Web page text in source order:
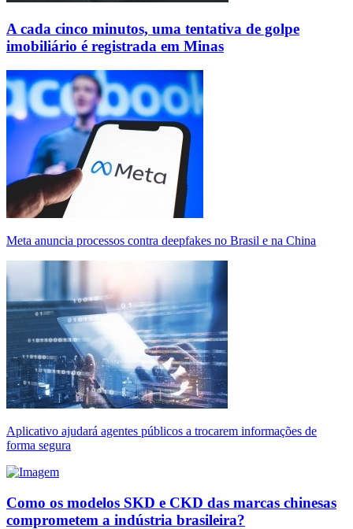
A cada cinco minutos, uma tentativa de golpe
imobiliário é registrada em Minas
Meta anuncia processos contra deepfakes no Brasil e na China
Aplicativo ajudará agentes públicos a trocarem informações de
forma segura
Como os modelos SKD e CKD das marcas chinesas
comprometem a indústria brasileira?